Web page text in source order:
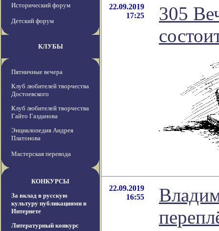
Исторический форум
Детский форум
КЛУБЫ
Пятничные вечера
Клуб любителей творчества
Достоевского
Клуб любителей творчества
Гайто Газданова
Энциклопедия Андрея
Платонова
Мастерская перевода
КОНКУРСЫ
За вклад в русскую
культуру публикациями в
Интернете
Литературный конкурс
22.09.2019
17:25
305
22.09.2019
16:55